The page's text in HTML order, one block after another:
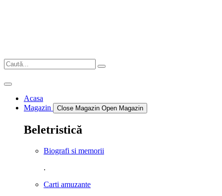
Acasa
Magazin
Close Magazin Open Magazin
Beletristică
Biografi si memorii
.
Carti amuzante